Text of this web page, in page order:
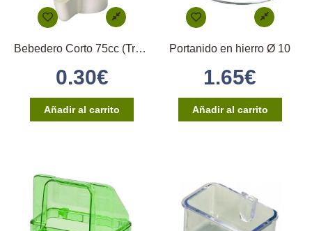
Bebedero Corto 75cc (Transparente)
0.30€
Añadir al carrito
Portanido en hierro Ø 10
1.65€
Añadir al carrito